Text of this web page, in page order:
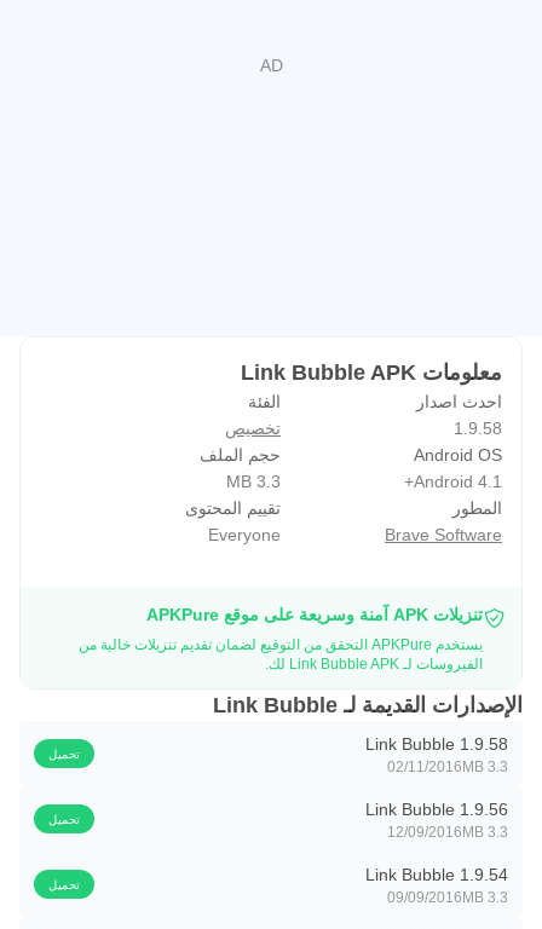
معلومات Link Bubble APK
احدث اصدار
1.9.58
الفئة
تخصيص
Android OS
Android 4.1+
حجم الملف
3.3 MB
المطور
Brave Software
تقييم المحتوى
Everyone
تنزيلات APK آمنة وسريعة على موقع APKPure
يستخدم APKPure التحقق من التوقيع لضمان تقديم تنزيلات خالية من
الفيروسات لـ Link Bubble APK لك.
الإصدارات القديمة لـ Link Bubble
Link Bubble 1.9.58
3.3 MB
02/11/2016
تحميل
Link Bubble 1.9.56
3.3 MB
12/09/2016
تحميل
Link Bubble 1.9.54
3.3 MB
09/09/2016
تحميل